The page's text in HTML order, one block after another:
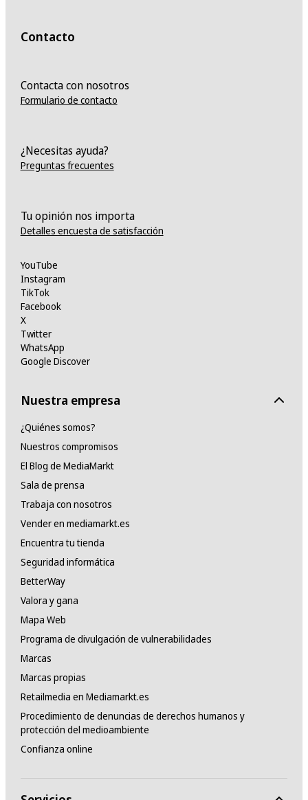
Contacto
Contacta con nosotros
Formulario de contacto
¿Necesitas ayuda?
Preguntas frecuentes
Tu opinión nos importa
Detalles encuesta de satisfacción
YouTube
Instagram
TikTok
Facebook
X
Twitter
WhatsApp
Google Discover
Nuestra empresa
¿Quiénes somos?
Nuestros compromisos
El Blog de MediaMarkt
Sala de prensa
Trabaja con nosotros
Vender en mediamarkt.es
Encuentra tu tienda
Seguridad informática
BetterWay
Valora y gana
Mapa Web
Programa de divulgación de vulnerabilidades
Marcas
Marcas propias
Retailmedia en Mediamarkt.es
Procedimiento de denuncias de derechos humanos y
protección del medioambiente
Confianza online